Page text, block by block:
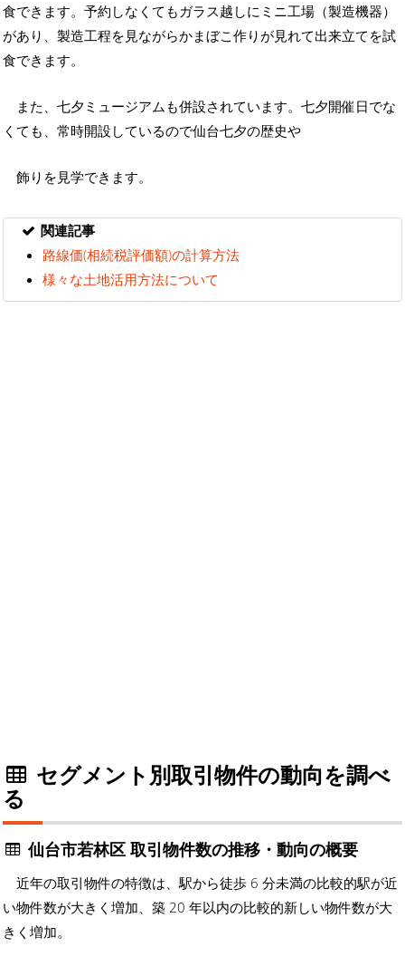
食できます。予約しなくてもガラス越しにミニ工場（製造機器）
があり、製造工程を見ながらかまぼこ作りが見れて出来立てを試
食できます。
また、七夕ミュージアムも併設されています。七夕開催日でな
くても、常時開設しているので仙台七夕の歴史や
飾りを見学できます。
関連記事
路線価(相続税評価額)の計算方法
様々な土地活用方法について
セグメント別取引物件の動向を調べ
る
仙台市若林区 取引物件数の推移・動向の概要
近年の取引物件の特徴は、駅から徒歩 6 分未満の比較的駅が近
い物件数が大きく増加、築 20 年以内の比較的新しい物件数が大
きく増加。